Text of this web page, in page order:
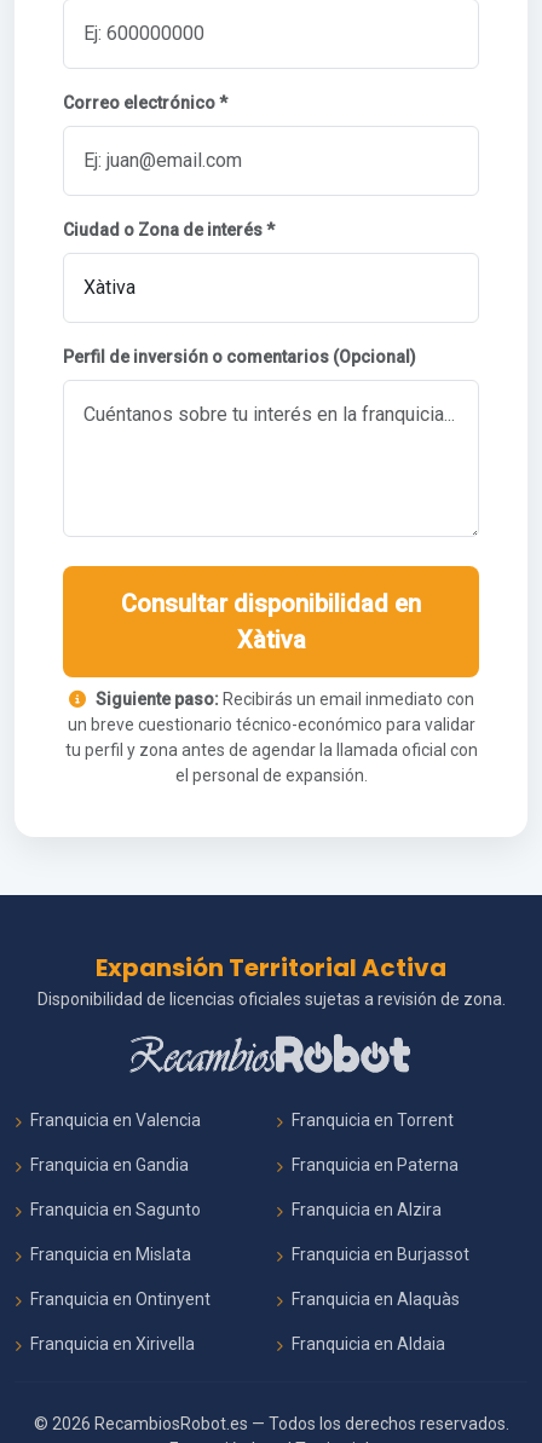
Correo electrónico *
Ciudad o Zona de interés *
Perfil de inversión o comentarios (Opcional)
Consultar disponibilidad en
Xàtiva
Siguiente paso:Recibirás un email inmediato con
un breve cuestionario técnico-económico para validar
tu perfil y zona antes de agendar la llamada oficial con
el personal de expansión.
Expansión Territorial Activa
Disponibilidad de licencias oficiales sujetas a revisión de zona.
Franquicia en Valencia Franquicia en Torrent
Franquicia en Gandia Franquicia en Paterna
Franquicia en Sagunto Franquicia en Alzira
Franquicia en Mislata Franquicia en Burjassot
Franquicia en Ontinyent Franquicia en Alaquàs
Franquicia en Xirivella Franquicia en Aldaia
© 2026 RecambiosRobot.es — Todos los derechos reservados.